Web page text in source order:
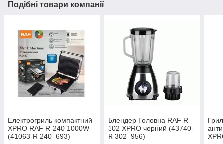
Подібні товари компанії
Електрогриль компактний
XPRO RAF R-240 1000W
(41063-R 240_693)
Блендер Головна RAF R
302 XPRO чорний (43740-
R 302_956)